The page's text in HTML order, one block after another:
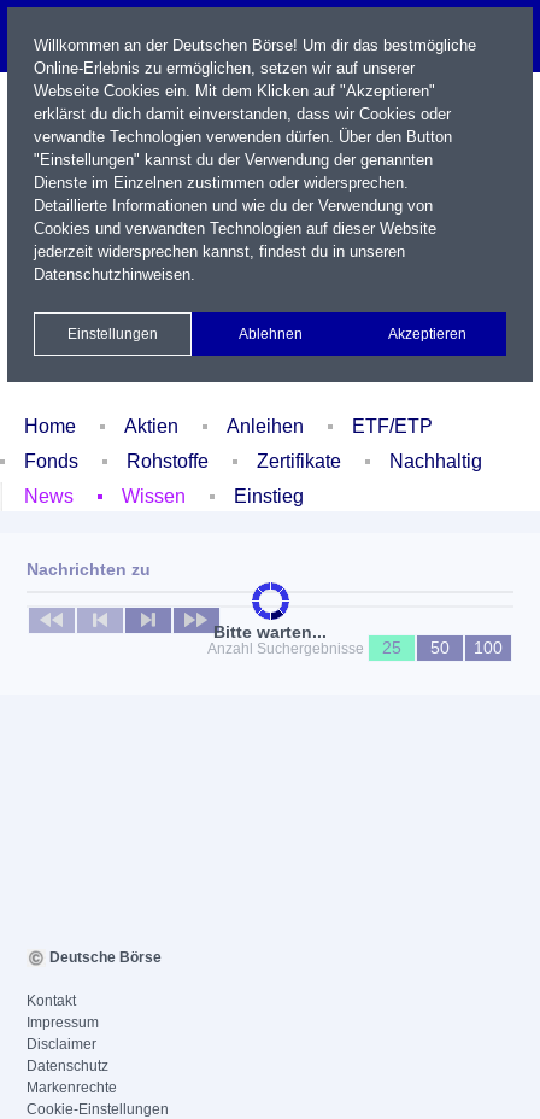
Name / WKN / ISIN / Kürzel
Xetra Realtime
Watchlist Portfolio Login
Home Aktien Anleihen
ETF/ETP
Fonds
Rohstoffe Zertifikate
Nachhaltig
News
Wissen Einstieg
Bitte warten...
Nachrichten zu
Keine News verfügbar
Anzahl Suchergebnisse
25 50 100
Willkommen an der Deutschen Börse! Um dir das bestmögliche
Online-Erlebnis zu ermöglichen, setzen wir auf unserer
Webseite Cookies ein. Mit dem Klicken auf "Akzeptieren"
erklärst du dich damit einverstanden, dass wir Cookies oder
verwandte Technologien verwenden dürfen. Über den Button
"Einstellungen" kannst du der Verwendung der genannten
Dienste im Einzelnen zustimmen oder widersprechen.
Detaillierte Informationen und wie du der Verwendung von
Cookies und verwandten Technologien auf dieser Website
jederzeit widersprechen kannst, findest du in unseren
Datenschutzhinweisen.
Einstellungen Ablehnen Akzeptieren
Deutsche Börse
Kontakt
Impressum
Disclaimer
Datenschutz
Markenrechte
Cookie-Einstellungen